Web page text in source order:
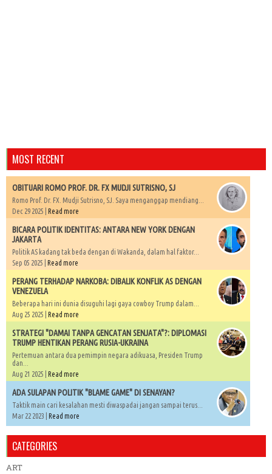
MOST RECENT
OBITUARI ROMO PROF. DR. FX MUDJI SUTRISNO, SJ
Romo Prof. Dr. FX. Mudji Sutrisno, SJ. Saya menganggap mendiang...
Dec 29 2025 | Read more
BICARA POLITIK IDENTITAS: ANTARA NEW YORK DENGAN
JAKARTA
Politik AS kadang tak beda dengan di Wakanda, dalam hal faktor...
Sep 05 2025 | Read more
PERANG TERHADAP NARKOBA: DIBALIK KONFLIK AS DENGAN
VENEZUELA
Beberapa hari ini dunia disuguhi lagi gaya cowboy Trump dalam...
Aug 25 2025 | Read more
STRATEGI "DAMAI TANPA GENCATAN SENJATA"?: DIPLOMASI
TRUMP HENTIKAN PERANG RUSIA-UKRAINA
Pertemuan antara dua pemimpin negara adikuasa, Presiden Trump
dan...
Aug 21 2025 | Read more
ADA SULAPAN POLITIK "BLAME GAME" DI SENAYAN?
Taktik main cari kesalahan mesti diwaspadai jangan sampai terus...
Mar 22 2023 | Read more
CATEGORIES
ART